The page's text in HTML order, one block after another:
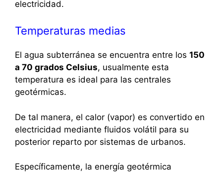
electricidad.
Temperaturas medias
El agua subterránea se encuentra entre los 150
a 70 grados Celsius, usualmente esta
temperatura es ideal para las centrales
geotérmicas.
De tal manera, el calor (vapor) es convertido en
electricidad mediante fluidos volátil para su
posterior reparto por sistemas de urbanos.
Específicamente, la energía geotérmica